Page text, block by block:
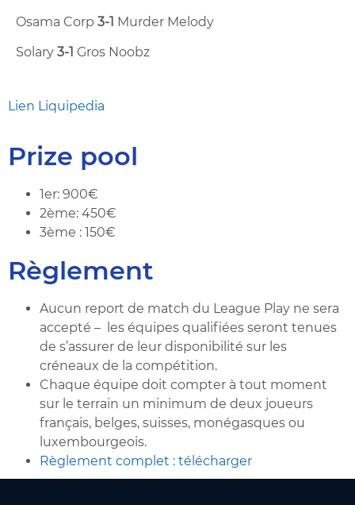
Osama Corp 3-1 Murder Melody
Solary 3-1 Gros Noobz
Lien Liquipedia
Prize pool
1er: 900€
2ème: 450€
3ème : 150€
Règlement
Aucun report de match du League Play ne sera
accepté – les équipes qualifiées seront tenues
de s’assurer de leur disponibilité sur les
créneaux de la compétition.
Chaque équipe doit compter à tout moment
sur le terrain un minimum de deux joueurs
français, belges, suisses, monégasques ou
luxembourgeois.
Règlement complet : télécharger